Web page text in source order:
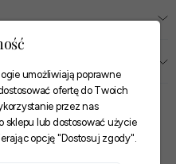
umożliwiają poprawne
ofertę do Twoich
przez nas
sklepu lub dostosować użycie
opcję "Dostosuj zgody".